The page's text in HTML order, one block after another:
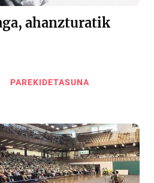
ahanzturatik
PAREKIDETASUNA